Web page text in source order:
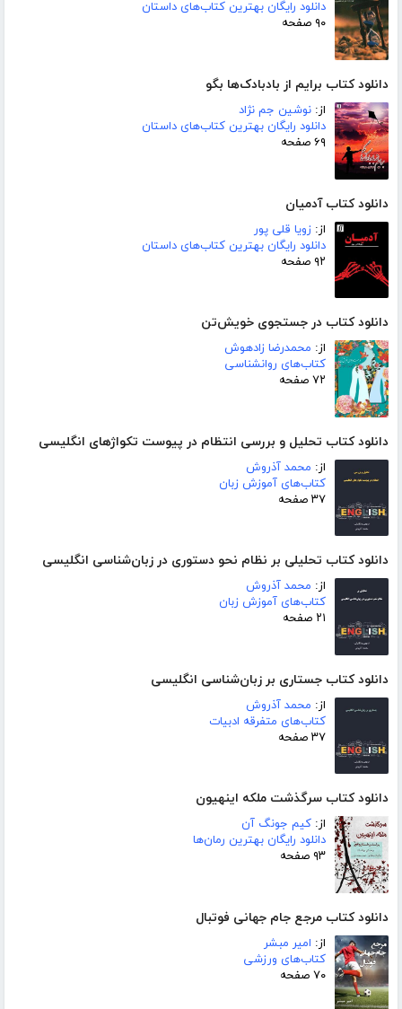
دانلود رایگان بهترین کتاب‌های داستان
۹۰ صفحه
دانلود کتاب برایم از بادبادک‌ها بگو
از: نوشین جم نژاد
دانلود رایگان بهترین کتاب‌های داستان
۶۹ صفحه
دانلود کتاب آدمیان
از: زویا قلی پور
دانلود رایگان بهترین کتاب‌های داستان
۹۲ صفحه
دانلود کتاب در جستجوی خویش‌تن
از: محمدرضا زادهوش
کتاب‌های روانشناسی
۷۲ صفحه
دانلود کتاب تحلیل و بررسی انتظام در پیوست تکواژهای انگلیسی
از: محمد آذروش
کتاب‌های آموزش زبان
۳۷ صفحه
دانلود کتاب تحلیلی بر نظام نحو دستوری در زبان‌شناسی انگلیسی
از: محمد آذروش
کتاب‌های آموزش زبان
۲۱ صفحه
دانلود کتاب جستاری بر زبان‌شناسی انگلیسی
از: محمد آذروش
کتاب‌های متفرقه ادبیات
۳۷ صفحه
دانلود کتاب سرگذشت ملکه اینهیون
از: کیم جونگ آن
دانلود رایگان بهترین رمان‌ها
۹۳ صفحه
دانلود کتاب مرجع جام جهانی فوتبال
از: امیر مبشر
کتاب‌های ورزشی
۷۰ صفحه